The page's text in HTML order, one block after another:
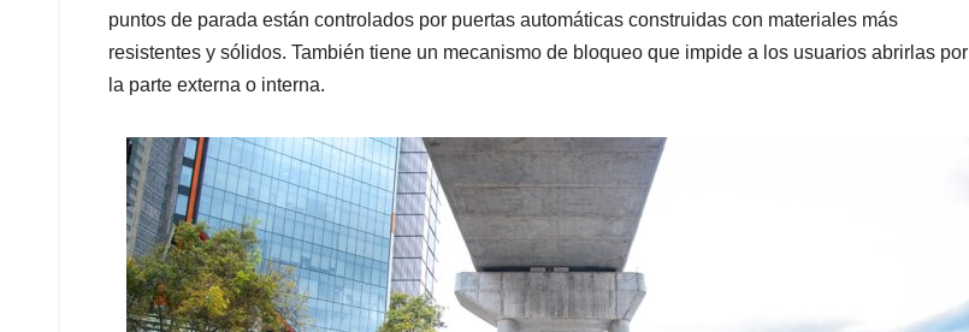
puntos de parada están controlados por puertas automáticas construidas con materiales más
resistentes y sólidos. También tiene un mecanismo de bloqueo que impide a los usuarios abrirlas por
la parte externa o interna.